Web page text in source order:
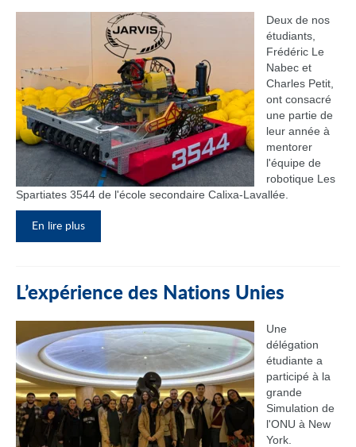
Deux de nos
étudiants,
Frédéric Le
Nabec et
Charles Petit,
ont consacré
une partie de
leur année à
mentorer
l'équipe de
robotique Les
Spartiates 3544 de l'école secondaire Calixa-Lavallée.
En lire plus
L’expérience des Nations Unies
Une
délégation
étudiante a
participé à la
grande
Simulation de
l'ONU à New
York.